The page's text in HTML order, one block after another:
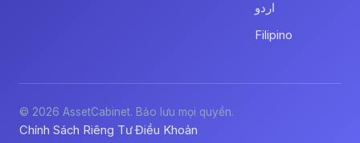
اردو
Filipino
© 2026 AssetCabinet. Bảo lưu mọi quyền.
Chính Sách Riêng Tư·Điều Khoản